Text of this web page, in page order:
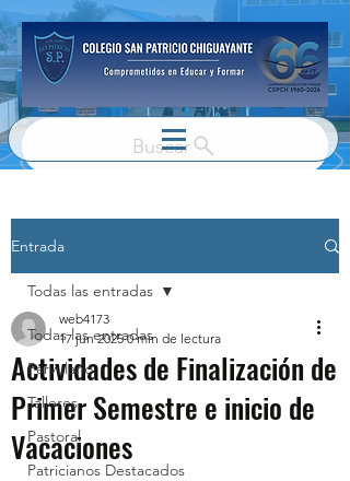
Buscar
Entrada
Todas las entradas
Parvulario
Talleres
Pastoral
Patricianos Destacados
Todas las entradas
Actividades de Finalización de
Primer Semestre e inicio de
Vacaciones
web4173
17 jun 2025 0 min de lectura